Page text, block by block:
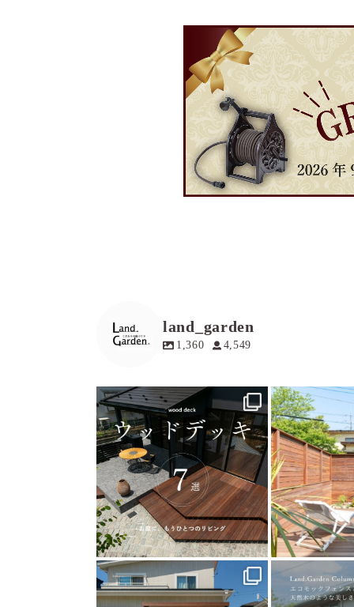
land_garden
1,360 4,549
land_garden
8
land_garden
24 0